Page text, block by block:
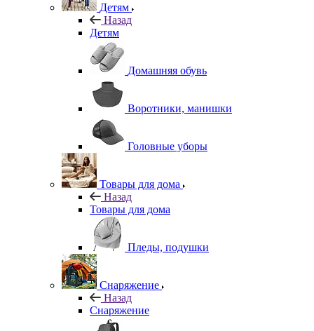
Детям
Назад
Детям
Домашняя обувь
Воротники, манишки
Головные уборы
Товары для дома
Назад
Товары для дома
Пледы, подушки
Снаряжение
Назад
Снаряжение